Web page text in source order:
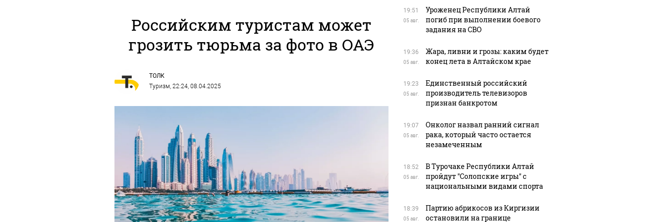
Российским туристам может
грозить тюрьма за фото в ОАЭ
ТОЛК
Туризм, 22:24, 08.04.2025
19:51
05 авг.
Уроженец Республики Алтай
погиб при выполнении боевого
задания на СВО
19:36
05 авг.
Жара, ливни и грозы: каким будет
конец лета в Алтайском крае
19:23
05 авг.
Единственный российский
производитель телевизоров
признан банкротом
19:07
05 авг.
Онколог назвал ранний сигнал
рака, который часто остается
незамеченным
18:52
05 авг.
В Турочаке Республики Алтай
пройдут "Солопские игры" с
национальными видами спорта
18:39
05 авг.
Партию абрикосов из Киргизии
остановили на границе